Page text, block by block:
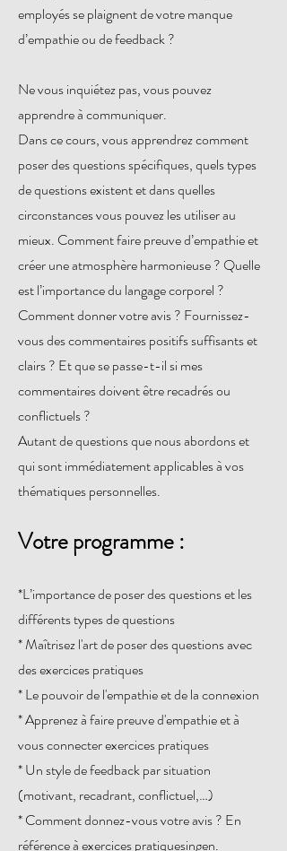
employés se plaignent de votre manque
d’empathie ou de feedback ?
Ne vous inquiétez pas, vous pouvez
apprendre à communiquer.
Dans ce cours, vous apprendrez comment
poser des questions spécifiques, quels types
de questions existent et dans quelles
circonstances vous pouvez les utiliser au
mieux. Comment faire preuve d’empathie et
créer une atmosphère harmonieuse ? Quelle
est l’importance du langage corporel ?
Comment donner votre avis ? Fournissez-
vous des commentaires positifs suffisants et
clairs ? Et que se passe-t-il si mes
commentaires doivent être recadrés ou
conflictuels ?
Autant de questions que nous abordons et
qui sont immédiatement applicables à vos
thématiques personnelles.
Votre programme :
*L’importance de poser des questions et les
différents types de questions
* Maîtrisez l'art de poser des questions avec
des exercices pratiques
* Le pouvoir de l'empathie et de la connexion
* Apprenez à faire preuve d'empathie et à
vous connecter exercices pratiques
* Un style de feedback par situation
(motivant, recadrant, conflictuel,…)
* Comment donnez-vous votre avis ? En
référence à exercices pratiquesingen.